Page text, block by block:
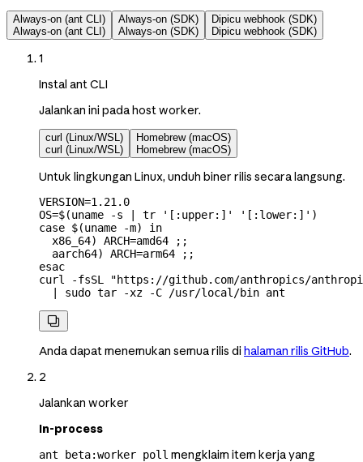
Always-on (ant CLI)
Always-on (ant CLI)
Always-on (SDK)
Always-on (SDK)
Dipicu webhook (SDK)
Dipicu webhook (SDK)
1
Instal ant CLI
Jalankan ini pada host worker.
curl (Linux/WSL)
curl (Linux/WSL)
Homebrew (macOS)
Homebrew (macOS)
Untuk lingkungan Linux, unduh biner rilis secara langsung.
VERSION=1.21.0
OS=$(uname -s tr '[:upper:]' '[:lower:]' )
case $(uname -m) in
  x86_64
) ARCH=amd64 ;;
  aarch64
) ARCH=arm64 ;;
esac
curl
-fsSL
"https://github.com/anthropics/
sudo tar -xz -C /usr/local/bin ant

Anda dapat menemukan semua rilis di halaman rilis GitHub.
2
Jalankan worker
In-process
ant beta:worker poll mengklaim item kerja yang